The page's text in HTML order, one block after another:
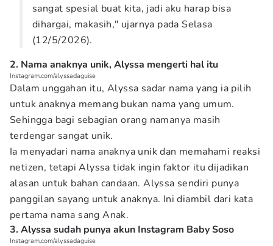
sangat spesial buat kita, jadi aku harap bisa
dihargai, makasih," ujarnya pada Selasa
(12/5/2026).
2. Nama anaknya unik, Alyssa mengerti hal itu
Instagram.com/alyssadaguise
Dalam unggahan itu, Alyssa sadar nama yang ia pilih
untuk anaknya memang bukan nama yang umum.
Sehingga bagi sebagian orang namanya masih
terdengar sangat unik.
Ia menyadari nama anaknya unik dan memahami reaksi
netizen, tetapi Alyssa tidak ingin faktor itu dijadikan
alasan untuk bahan candaan. Alyssa sendiri punya
panggilan sayang untuk anaknya. Ini diambil dari kata
pertama nama sang Anak.
3. Alyssa sudah punya akun Instagram Baby Soso
Instagram.com/alyssadaguise